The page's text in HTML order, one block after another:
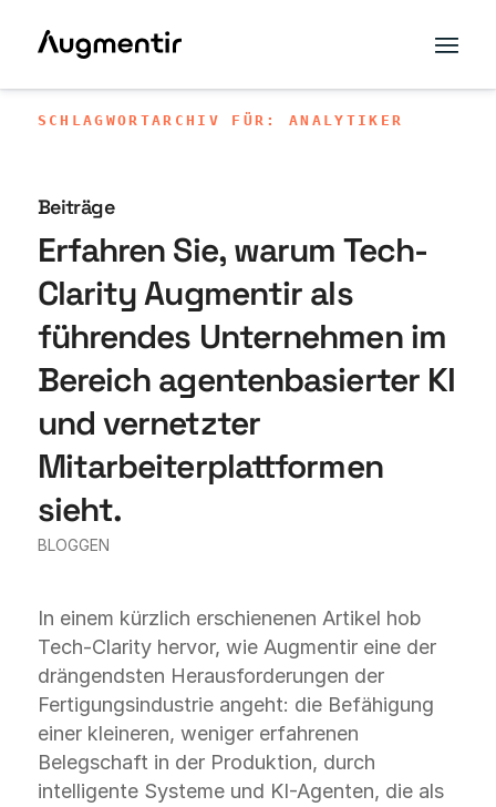
SCHLAGWORTARCHIV FÜR: ANALYTIKER
Beiträge
Erfahren Sie, warum Tech-
Clarity Augmentir als
führendes Unternehmen im
Bereich agentenbasierter KI
und vernetzter
Mitarbeiterplattformen
sieht.
BLOGGEN
In einem kürzlich erschienenen Artikel hob
Tech-Clarity hervor, wie Augmentir eine der
drängendsten Herausforderungen der
Fertigungsindustrie angeht: die Befähigung
einer kleineren, weniger erfahrenen
Belegschaft in der Produktion, durch
intelligente Systeme und KI-Agenten, die als